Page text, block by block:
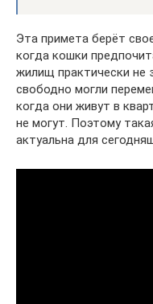
Эта примета берёт
когда кошки
жилищ практически не
свободно могли
когда они живут в
не могут. Поэтому
актуальна для